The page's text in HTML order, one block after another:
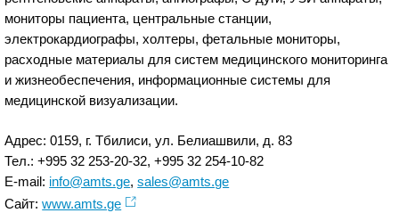
мониторы пациента, центральные станции,
электрокардиографы, холтеры, фетальные мониторы,
расходные материалы для систем медицинского мониторинга
и жизнеобеспечения, информационные системы для
медицинской визуализации.
Адрес: 0159, г. Тбилиси, ул. Белиашвили, д. 83
Тел.: +995 32 253-20-32, +995 32 254-10-82
E-mail: info@amts.ge,sales@amts.ge
Сайт:www.amts.ge